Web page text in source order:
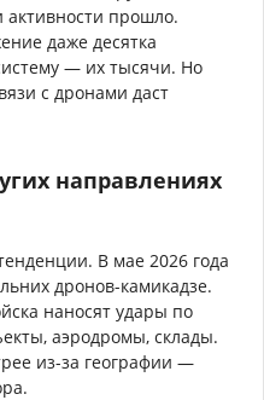
прошло.
даже десятка
— их тысячи. Но
с дронами даст
направлениях
В мае 2026 года
дронов-камикадзе.
наносят удары по
аэродромы, склады.
из-за географии —